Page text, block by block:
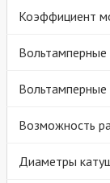
Коэффициент
Вольтамперные
Вольтамперные
Возможность
Диаметры